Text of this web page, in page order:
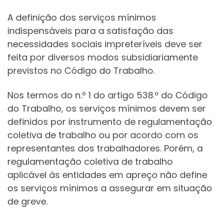
A definição dos serviços mínimos
indispensáveis para a satisfação das
necessidades sociais impreteríveis deve ser
feita por diversos modos subsidiariamente
previstos no Código do Trabalho.
Nos termos do n.º 1 do artigo 538.º do Código
do Trabalho, os serviços mínimos devem ser
definidos por instrumento de regulamentação
coletiva de trabalho ou por acordo com os
representantes dos trabalhadores. Porém, a
regulamentação coletiva de trabalho
aplicável às entidades em apreço não define
os serviços mínimos a assegurar em situação
de greve.